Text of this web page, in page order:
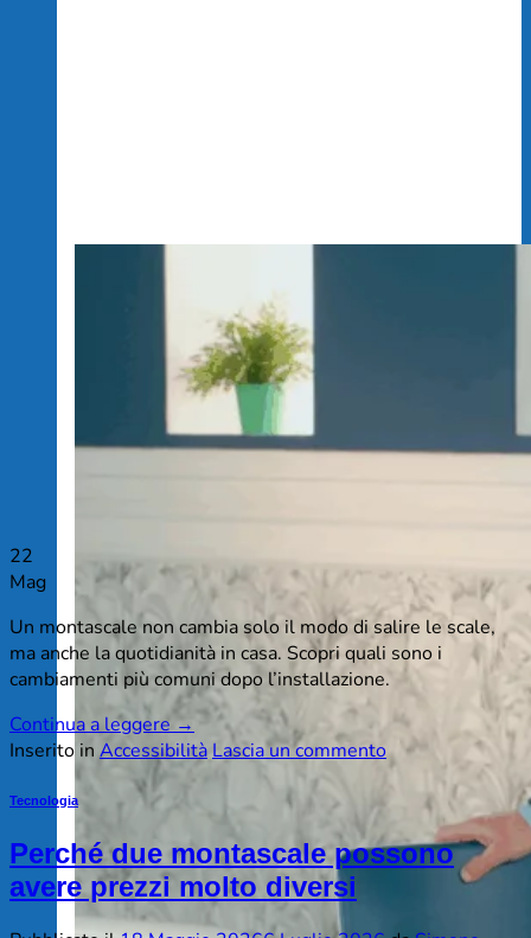
22
Mag
Un montascale non cambia solo il modo di salire le scale,
ma anche la quotidianità in casa. Scopri quali sono i
cambiamenti più comuni dopo l’installazione.
Continua a leggere →
Inserito in Accessibilità Lascia un commento
Tecnologia
Perché due montascale possono
avere prezzi molto diversi